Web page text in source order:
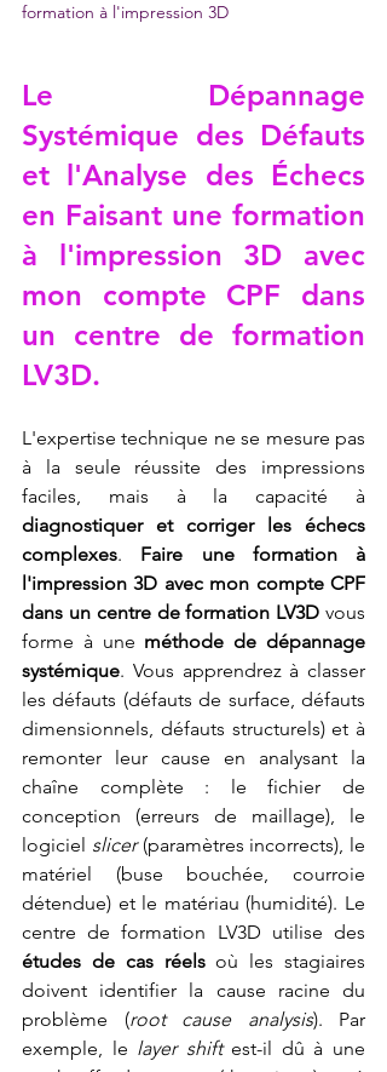
formation à l'impression 3D
Le Dépannage
Systémique des Défauts
et l'Analyse des Échecs
en Faisant une formation
à l'impression 3D avec
mon compte CPF dans
un centre de formation
LV3D.
L'expertise technique ne se mesure pas
à la seule réussite des impressions
diagnostiquer et corriger les échecs
complexes. Faire une formation à
l'impression 3D avec mon compte CPF
dans un centre de formation LV3D vous
forme à une méthode de dépannage
systémique. Vous apprendrez à classer
les défauts (défauts de surface, défauts
dimensionnels, défauts structurels) et à
remonter leur cause en analysant la
chaîne complète : le fichier de
conception (erreurs de maillage), le
logiciel slicer (paramètres incorrects), le
matériel (buse bouchée, courroie
détendue) et le matériau (humidité). Le
études de cas réels où les stagiaires
doivent identifier la cause racine du
problème (root cause analysis). Par
exemple, le layer shift est-il dû à une